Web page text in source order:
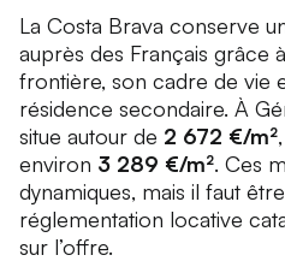
La Costa Brava conserve
auprès des Français grâce
frontière, son cadre de vie
résidence secondaire. À
situe autour de 2 672 €/m²
environ 3 289 €/m². Ces
dynamiques, mais il faut
réglementation locative
sur l’offre.